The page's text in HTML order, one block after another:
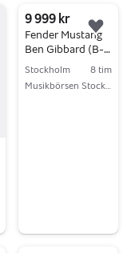
9 999 kr
Fender Mustang
Ben Gibbard (B-
stock)
Stockholm
8 tim
Musikbörsen Stockholm